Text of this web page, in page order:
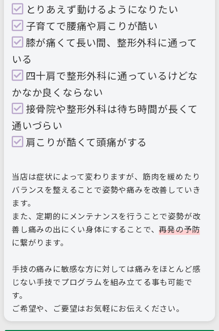
とりあえず動けるようになりたい
子育てで腰痛や肩こりが酷い
膝が痛くて長い間、整形外科に通って
いる
四十肩で整形外科に通っているけどな
かなか良くならない
接骨院や整形外科は待ち時間が長くて
通いづらい
肩こりが酷くて頭痛がする
当店は症状によって変わりますが、筋肉を緩めたり
バランスを整えることで姿勢や痛みを改善していき
ます。
また、定期的にメンテナンスを行うことで姿勢が改
善し痛みの出にくい身体にすることで、再発の予防
に繋がります。
手技の痛みに敏感な方に対しては痛みをほとんど感
じない手技でプログラムを組み立てる事も可能で
す。
ご希望や、ご要望はお気軽にお伝えください。